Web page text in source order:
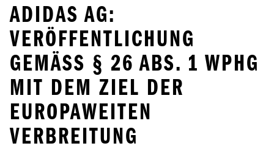
ADIDAS AG:
VERÖFFENTLICHUNG
GEMÄSS § 26 ABS. 1 WPHG
MIT DEM ZIEL DER E
UROPAWEITEN V
ERBREITUNG